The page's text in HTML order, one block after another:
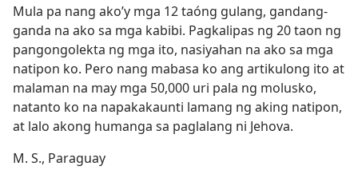
Mula pa nang ako’y mga 12 taóng gulang, gandang-
ganda na ako sa mga kabibi. Pagkalipas ng 20 taon ng
pangongolekta ng mga ito, nasiyahan na ako sa mga
natipon ko. Pero nang mabasa ko ang artikulong ito at
malaman na may mga 50,000 uri pala ng molusko,
natanto ko na napakakaunti lamang ng aking natipon,
at lalo akong humanga sa paglalang ni Jehova.
M. S., Paraguay